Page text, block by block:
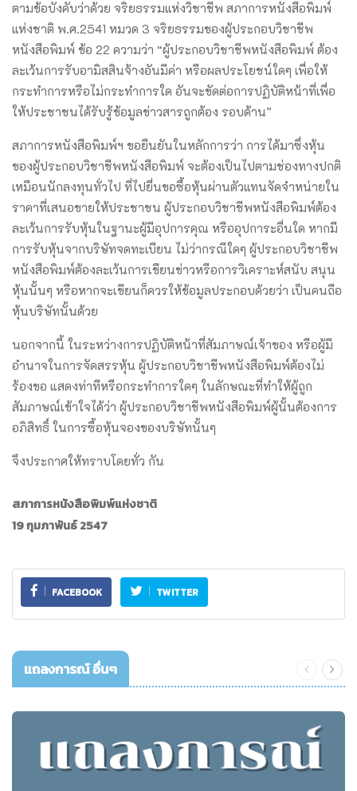
ตามข้อบังคับว่าด้วย จริยธรรมแห่งวิชาชีพ สภาการหนังสือพิมพ์
แห่งชาติ พ.ศ.2541 หมวด 3 จริยธรรมของผู้ประกอบวิชาชีพ
หนังสือพิมพ์ ข้อ 22 ความว่า “ผู้ประกอบวิชาชีพหนังสือพิมพ์ ต้อง
ละเว้นการรับอามิสสินจ้างอันมีค่า หรือผลประโยชน์ใดๆ เพื่อให้
กระทำการหรือไม่กระทำการใด อันจะขัดต่อการปฏิบัติหน้าที่เพื่อ
ให้ประชาชนได้รับรู้ข้อมูลข่าวสารถูกต้อง รอบด้าน”
สภาการหนังสือพิมพ์ฯ ขอยืนยันในหลักการว่า การได้มาซึ่งหุ้น
ของผู้ประกอบวิชาชีพหนังสือพิมพ์ จะต้องเป็นไปตามช่องทางปกติ
เหมือนนักลงทุนทั่วไป ที่ไปยื่นขอซื้อหุ้นผ่านตัวแทนจัดจำหน่ายใน
ราคาที่เสนอขายให้ประชาชน ผู้ประกอบวิชาชีพหนังสือพิมพ์ต้อง
ละเว้นการรับหุ้นในฐานะผู้มีอุปการคุณ หรืออุปการะอื่นใด หากมี
การรับหุ้นจากบริษัทจดทะเบียน ไม่ว่ากรณีใดๆ ผู้ประกอบวิชาชีพ
หนังสือพิมพ์ต้องละเว้นการเขียนข่าวหรือการวิเคราะห์สนับ สนุน
หุ้นนั้นๆ หรือหากจะเขียนก็ควรให้ข้อมูลประกอบด้วยว่า เป็นคนถือ
หุ้นบริษัทนั้นด้วย
นอกจากนี้ ในระหว่างการปฏิบัติหน้าที่สัมภาษณ์เจ้าของ หรือผู้มี
อำนาจในการจัดสรรหุ้น ผู้ประกอบวิชาชีพหนังสือพิมพ์ต้องไม่
ร้องขอ แสดงท่าทีหรือกระทำการใดๆ ในลักษณะที่ทำให้ผู้ถูก
สัมภาษณ์เข้าใจได้ว่า ผู้ประกอบวิชาชีพหนังสือพิมพ์ผู้นั้นต้องการ
อภิสิทธิ์ ในการซื้อหุ้นจองของบริษัทนั้นๆ
จึงประกาศให้ทราบโดยทั่ว กัน
สภาการหนังสือพิมพ์แห่งชาติ
19 กุมภาพันธ์ 2547
FACEBOOK TWITTER
แถลงการณ์ อื่นๆ